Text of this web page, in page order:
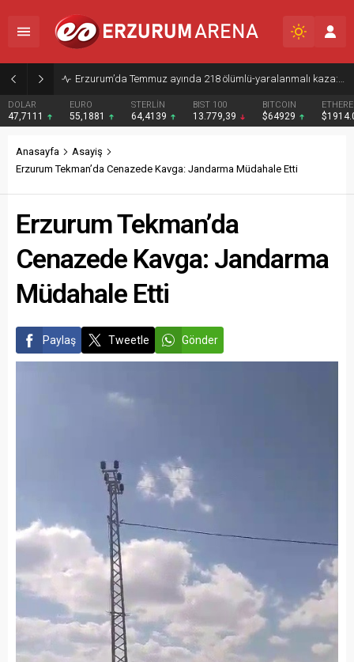
Erzurum’da Temmuz ayında 218 ölümlü-yaralanmalı kaza: 3 kişi hayatını kaybetti
DOLAR
47,7111
EURO
55,1881
STERLİN
64,4139
BIST 100
13.779,39
BITCOIN
$64929
Anasayfa
Asayiş
Erzurum Tekman’da Cenazede Kavga: Jandarma Müdahale Etti
Erzurum Tekman’da
Cenazede Kavga: Jandarma
Müdahale Etti
Paylaş Tweetle Gönder